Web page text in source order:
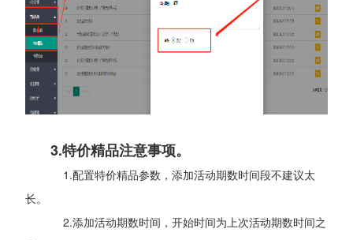
3.特价精品注意事项。
1.配置特价精品参数，添加活动期数时间段不建议太
长。
2.添加活动期数时间，开始时间为上次活动期数时间之